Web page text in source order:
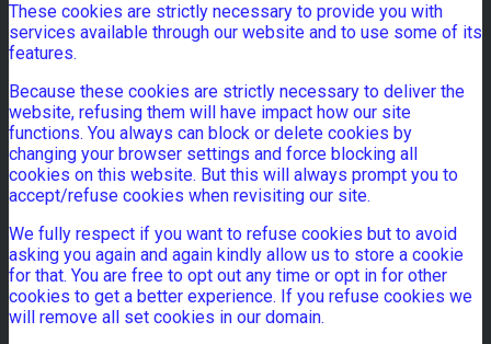
These cookies are strictly necessary to provide you with
services available through our website and to use some of its
features.
Because these cookies are strictly necessary to deliver the
website, refusing them will have impact how our site
functions. You always can block or delete cookies by
changing your browser settings and force blocking all
cookies on this website. But this will always prompt you to
accept/refuse cookies when revisiting our site.
We fully respect if you want to refuse cookies but to avoid
asking you again and again kindly allow us to store a cookie
for that. You are free to opt out any time or opt in for other
cookies to get a better experience. If you refuse cookies we
will remove all set cookies in our domain.